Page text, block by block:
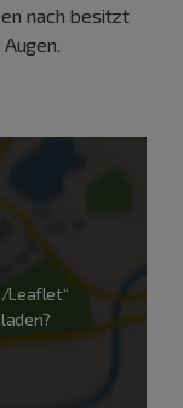
nach besitzt
Leaflet“